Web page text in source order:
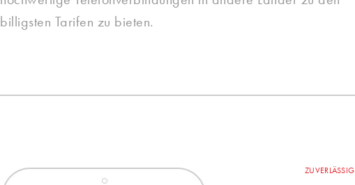
billigsten Tarifen zu bieten.
ZUVERLÄSSIG